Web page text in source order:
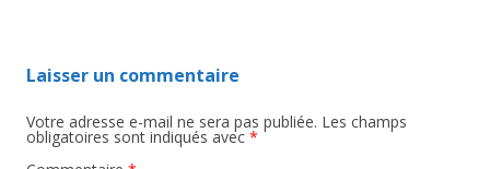
Laisser un commentaire
Votre adresse e-mail ne sera pas publiée. Les champs
obligatoires sont indiqués avec *